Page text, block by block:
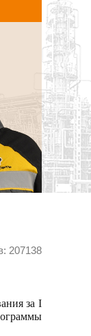
207138
за I